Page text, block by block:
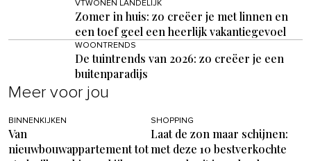
VTWONEN LANDELIJK
Zomer in huis: zo creëer je met linnen en
een toef geel een heerlijk vakantiegevoel
WOONTRENDS
De tuintrends van 2026: zo creëer je een
buitenparadijs
Meer voor jou
BINNENKIJKEN
Van
nieuwbouwappartement tot
SHOPPING
Laat de zon maar schijnen:
met deze 10 bestverkochte